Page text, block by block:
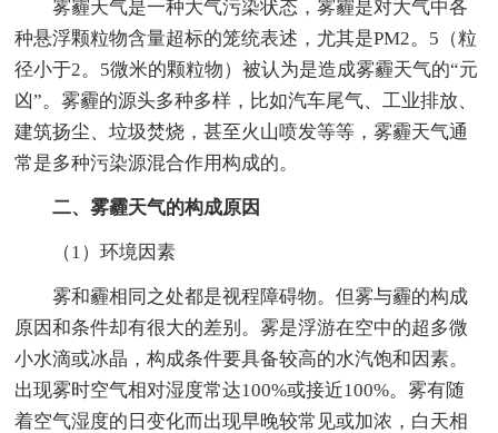
雾霾天气是一种大气污染状态，雾霾是对大气中各
种悬浮颗粒物含量超标的笼统表述，尤其是PM2。5（粒
径小于2。5微米的颗粒物）被认为是造成雾霾天气的“元
凶”。雾霾的源头多种多样，比如汽车尾气、工业排放、
建筑扬尘、垃圾焚烧，甚至火山喷发等等，雾霾天气通
常是多种污染源混合作用构成的。
二、雾霾天气的构成原因
（1）环境因素
雾和霾相同之处都是视程障碍物。但雾与霾的构成
原因和条件却有很大的差别。雾是浮游在空中的超多微
小水滴或冰晶，构成条件要具备较高的水汽饱和因素。
出现雾时空气相对湿度常达100%或接近100%。雾有随
着空气湿度的日变化而出现早晚较常见或加浓，白天相